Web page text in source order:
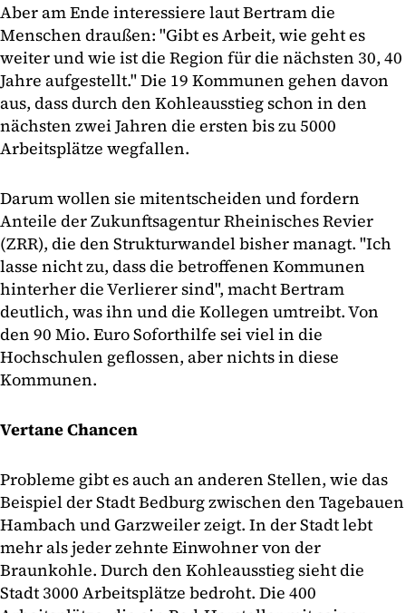
Aber am Ende interessiere laut Bertram die
Menschen draußen: "Gibt es Arbeit, wie geht es
weiter und wie ist die Region für die nächsten 30, 40
Jahre aufgestellt." Die 19 Kommunen gehen davon
aus, dass durch den Kohleausstieg schon in den
nächsten zwei Jahren die ersten bis zu 5000
Arbeitsplätze wegfallen.
Darum wollen sie mitentscheiden und fordern
Anteile der Zukunftsagentur Rheinisches Revier
(ZRR), die den Strukturwandel bisher managt. "Ich
lasse nicht zu, dass die betroffenen Kommunen
hinterher die Verlierer sind", macht Bertram
deutlich, was ihn und die Kollegen umtreibt. Von
den 90 Mio. Euro Soforthilfe sei viel in die
Hochschulen geflossen, aber nichts in diese
Kommunen.
Vertane Chancen
Probleme gibt es auch an anderen Stellen, wie das
Beispiel der Stadt Bedburg zwischen den Tagebauen
Hambach und Garzweiler zeigt. In der Stadt lebt
mehr als jeder zehnte Einwohner von der
Braunkohle. Durch den Kohleausstieg sieht die
Stadt 3000 Arbeitsplätze bedroht. Die 400